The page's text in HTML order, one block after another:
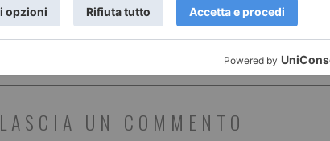
LASCIA UN COMMENTO